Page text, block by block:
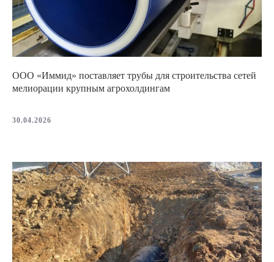
ООО «Иммид» поставляет трубы для строительства сетей
мелиорации крупным агрохолдингам
30.04.2026